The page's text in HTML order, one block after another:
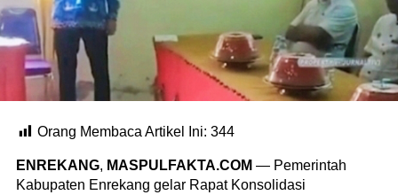
Orang Membaca Artikel Ini: 344
ENREKANG, MASPULFAKTA.COM — Pemerintah
Kabupaten Enrekang gelar Rapat Konsolidasi